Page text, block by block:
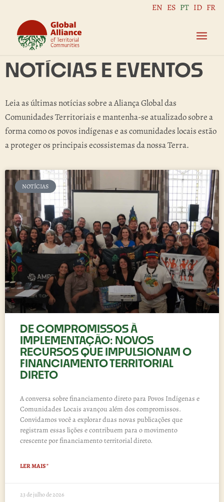
EN ES PT ID FR
NOTÍCIAS E EVENTOS
Leia as últimas notícias sobre a Aliança Global das
Comunidades Territoriais e mantenha-se atualizado sobre a
forma como os povos indígenas e as comunidades locais estão
a proteger os principais ecossistemas da nossa Terra.
NOTÍCIAS
DE COMPROMISSOS À
IMPLEMENTAÇÃO: NOVOS
RECURSOS QUE IMPULSIONAM O
FINANCIAMENTO TERRITORIAL
DIRETO
A conversa sobre financiamento direto para Povos Indígenas e
Comunidades Locais avançou além dos compromissos.
Convidamos você a explorar duas novas publicações que
registram essas lições e contribuem para o movimento
crescente por financiamento territorial direto.
LER MAIS "
23 de julho de 2026